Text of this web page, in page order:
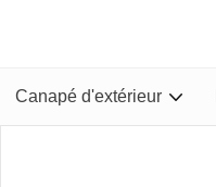
Canapé d'extérieur